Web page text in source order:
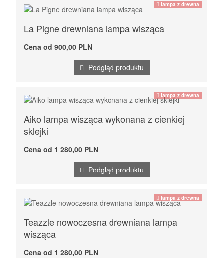
lampa z drewna
La Pigne drewniana lampa wisząca
Cena od 900,00 PLN
Podgląd produktu
lampa z drewna
Aiko lampa wisząca wykonana z cienkiej
sklejki
Cena od 1 280,00 PLN
Podgląd produktu
lampa z drewna
Teazzle nowoczesna drewniana lampa
wisząca
Cena od 1 280,00 PLN